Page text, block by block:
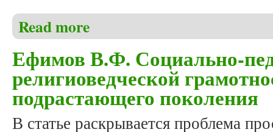
Read more
Ефимов В.Ф. Социально-
религиоведческой
подрастающего поколения
В статье раскрывается проблема